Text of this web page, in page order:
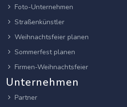
Foto-Unternehmen
Straßenkünstler
Weihnachtsfeier planen
Sommerfest planen
Firmen-Weihnachtsfeier
Unternehmen
Partner